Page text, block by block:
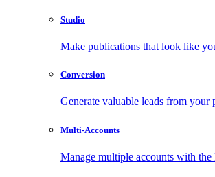
Studio
Make publications that look like
Conversion
Generate valuable leads from your
Multi-Accounts
Manage multiple accounts with